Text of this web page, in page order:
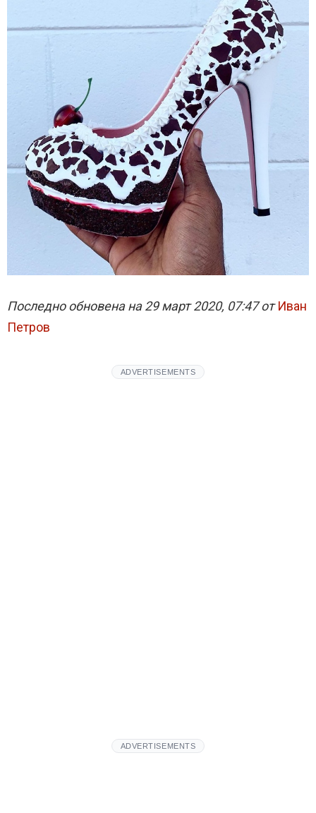
Последно обновена на 29 март 2020, 07:47 от Иван
Петров
ADVERTISEMENTS
ADVERTISEMENTS